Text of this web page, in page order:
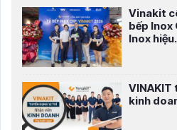
Vinakit
bếp Inox
Inox
VINAKIT
kinh